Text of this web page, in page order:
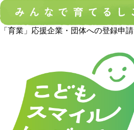
「育業」応援企業・団体への登録申請